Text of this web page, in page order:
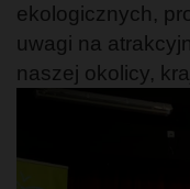
ekologicznych,
uwagi na
naszej okolicy,